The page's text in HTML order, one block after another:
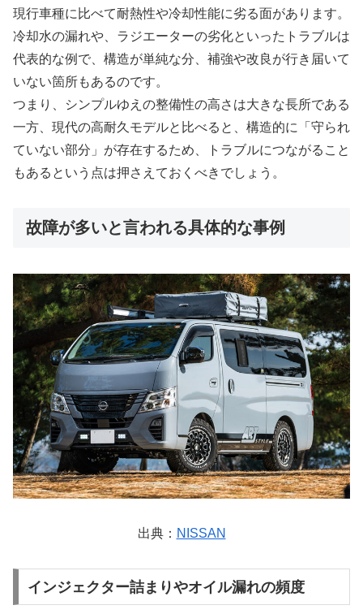
現行車種に比べて耐熱性や冷却性能に劣る面があります。
冷却水の漏れや、ラジエーターの劣化といったトラブルは
代表的な例で、構造が単純な分、補強や改良が行き届いて
いない箇所もあるのです。
つまり、シンプルゆえの整備性の高さは大きな長所である
一方、現代の高耐久モデルと比べると、構造的に「守られ
ていない部分」が存在するため、トラブルにつながること
もあるという点は押さえておくべきでしょう。
故障が多いと言われる具体的な事例
出典： NISSAN
インジェクター詰まりやオイル漏れの頻度